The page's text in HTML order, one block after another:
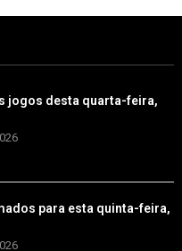
jogos desta quarta-feira,
para esta quinta-feira,